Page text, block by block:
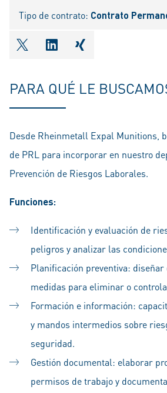
Tipo de contrato: Contrato
shareOntwitter
shareOnlinkedIn
shareOnxing
PARA QUÉ LE
Desde Rheinmetall Expal Munitions,
de PRL para incorporar en nuestro
Prevención de Riesgos Laborales.
Funciones:
Identificación y evaluación de
peligros y analizar las
Planificación preventiva:
medidas para eliminar o
Formación e información:
y mandos intermedios sobre
seguridad.
Gestión documental: elaborar
permisos de trabajo y